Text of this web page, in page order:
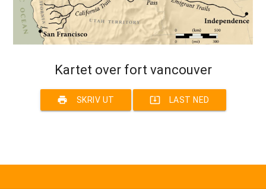
Kartet over fort vancouver
print SKRIV UT system_update_alt LAST NED